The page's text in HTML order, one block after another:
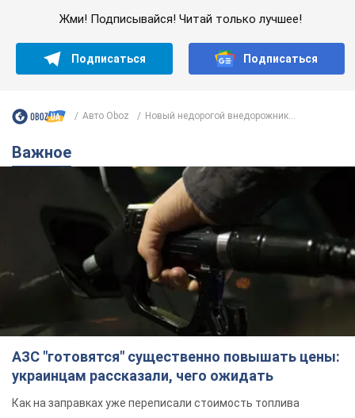
Жми! Подписывайся! Читай только лучшее!
Подписаться Подписаться
Авто Oboz Новый недорогой внедорожник...
Важное
АЗС "готовятся" существенно повышать цены:
украинцам рассказали, чего ожидать
Как на заправках уже переписали стоимость топлива